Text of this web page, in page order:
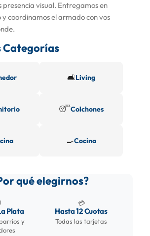
presencia visual. Entregamos en
coordinamos el armado con vos
Categorías
🛋️Living
😴Colchones
🍳Cocina
qué elegirnos?
Plata
y
💳
Hasta 12 Cuotas
Todas las tarjetas